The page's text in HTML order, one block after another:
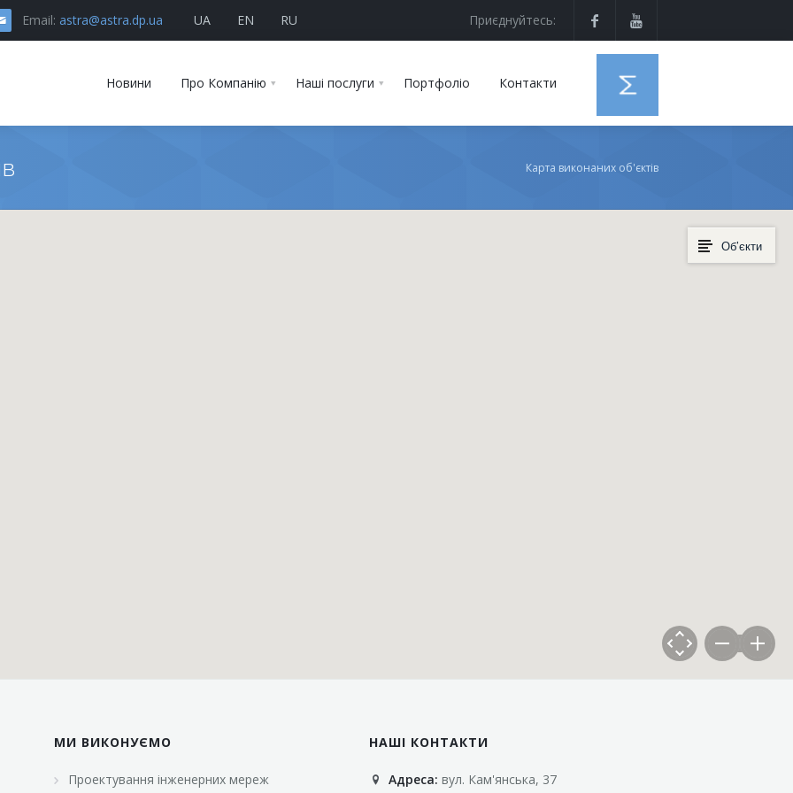
Email: astra@astra.dp.ua UA EN RU Приєднуйтесь:
Новини Про Компанію Наші послуги Портфоліо Контакти
Карта виконаних об'єктів
Об’єкти
МИ ВИКОНУЄМО
Проектування інженерних мереж
НАШІ КОНТАКТИ
Адреса: вул. Кам'янська, 37